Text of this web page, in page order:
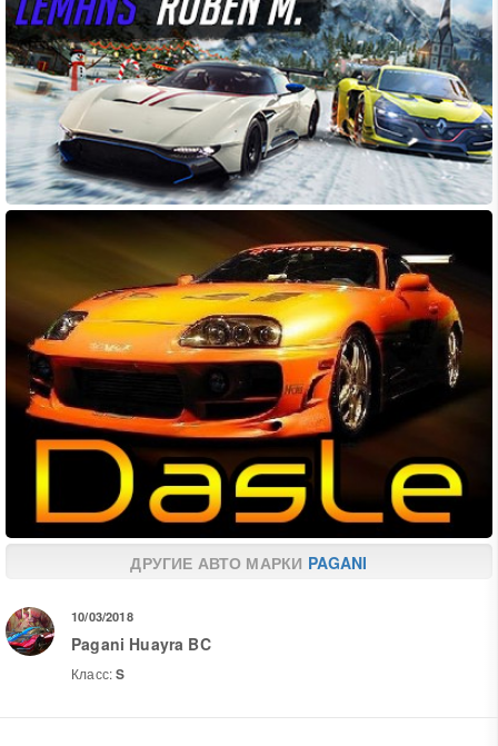
ДРУГИЕ АВТО МАРКИ PAGANI
10/03/2018
Pagani Huayra BC
Класс:S